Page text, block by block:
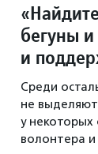
бегуны
и
Среди
не
у некоторых
волонтера и